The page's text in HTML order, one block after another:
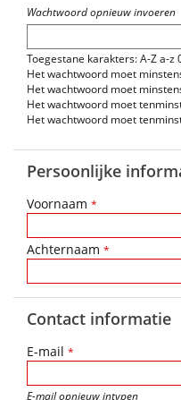
Wachtwoord opnieuw invoeren
Toegestane karakters: A-Z a-z
Het wachtwoord moet
Het wachtwoord moet
Het wachtwoord moet
Het wachtwoord moet
Persoonlijke
Voornaam *
Achternaam *
Contact informatie
E-mail *
E-mail opnieuw intypen